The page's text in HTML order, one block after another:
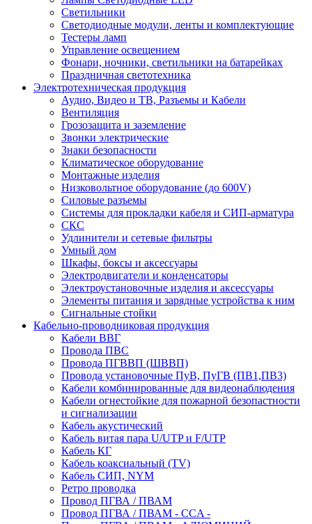
Светильники
Светодиодные модули, ленты и комплектующие
Тестеры ламп
Управление освещением
Фонари, ночники, светильники на батарейках
Праздничная светотехника
Электротехническая продукция
Аудио, Видео и ТВ, Разъемы и Кабели
Вентиляция
Грозозащита и заземление
Звонки электрические
Знаки безопасности
Климатическое оборудование
Монтажные изделия
Низковольтное оборудование (до 600V)
Силовые разъемы
Системы для прокладки кабеля и СИП-арматура
СКС
Удлинители и сетевые фильтры
Умный дом
Шкафы, боксы и аксессуары
Электродвигатели и конденсаторы
Электроустановочные изделия и аксессуары
Элементы питания и зарядные устройства к ним
Сигнальные стойки
Кабельно-проводниковая продукция
Кабели ВВГ
Провода ПВС
Провода ПГВВП (ШВВП)
Провода установочные ПуВ, ПуГВ (ПВ1,ПВ3)
Кабели комбинированные для видеонаблюдения
Кабели огнестойкие для пожарной безопастности
и сигнализации
Кабель акустический
Кабель витая пара U/UTP и F/UTP
Кабель КГ
Кабель коаксиальный (TV)
Кабель СИП, NYM
Ретро проводка
Провод ПГВА / ПВАМ
Провод ПГВА / ПВАМ - CCA -